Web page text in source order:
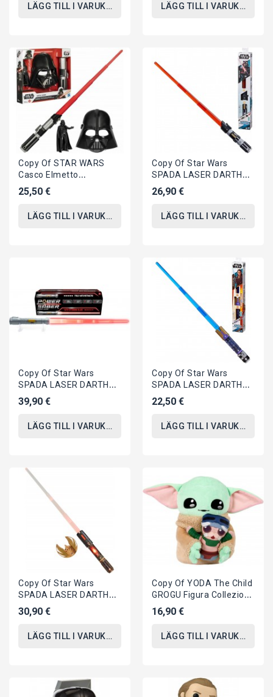
LÄGG TILL I VARUKORGEN LÄGG TILL I VARUKORGEN
Copy Of STAR WARS
Casco Elmetto
STORMTROOPER
Maschera Clone CAMBIA
VOCE...
25,50 €
LÄGG TILL I VARUKORGEN
Copy Of Star Wars
SPADA LASER DARTH
VADER Fener
ALLUNGABILE Hasbro
CARNEVALE...
26,90 €
LÄGG TILL I VARUKORGEN
Copy Of Star Wars
SPADA LASER DARTH
VADER Fener
ALLUNGABILE Hasbro
CARNEVALE...
39,90 €
LÄGG TILL I VARUKORGEN
Copy Of Star Wars
SPADA LASER DARTH
VADER Fener
ALLUNGABILE Hasbro
CARNEVALE...
22,50 €
LÄGG TILL I VARUKORGEN
Copy Of Star Wars
SPADA LASER DARTH
VADER Fener
ALLUNGABILE Hasbro
CARNEVALE...
30,90 €
LÄGG TILL I VARUKORGEN
Copy Of YODA The Child
GROGU Figura Collezione
HASBRO Stile Kenner Da
STAR...
16,90 €
LÄGG TILL I VARUKORGEN